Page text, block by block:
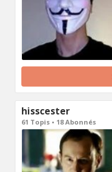
hisscester
61 Topis • 18 Abonnés